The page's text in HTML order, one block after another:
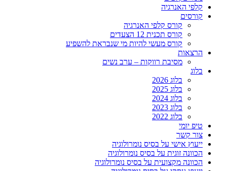
קלפי האנרגיה
קורסים
קורס קלפי האנרגיה
קורס תכנית 12 הצעדים
קורס מעשי להיות מי שנבראת להשפיע
הרצאות
מסיבת רווקות – ערב נשים
בלוג
בלוג 2026
בלוג 2025
בלוג 2024
בלוג 2023
בלוג 2022
טיפ יומי
צור קשר
ייעוץ אישי על בסיס נומרולוגיה
הכוונה זוגית על בסיס נומרולוגיה
הכוונה מקצועית על בסיס נומרולוגיה